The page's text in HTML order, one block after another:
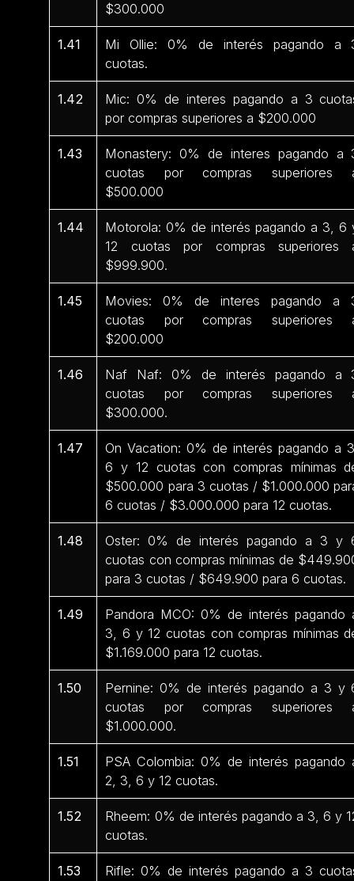
$300.000
1.41
Mi Ollie: 0% de interés pagando a
cuotas.
1.42
Mic: 0% de interes pagando a 3
por compras superiores a $200.000
1.43
Monastery: 0% de interes pagando a
cuotas por compras superiores
$500.000
1.44
Motorola: 0% de interés pagando a 3, 6
12 cuotas por compras superiores
$999.900.
1.45
Movies: 0% de interes pagando a
cuotas por compras superiores
$200.000
1.46
Naf Naf: 0% de interés pagando a
cuotas por compras superiores
$300.000.
1.47
On Vacation: 0% de interés pagando a
6 y 12 cuotas con compras mínimas
$500.000 para 3 cuotas / $1.000.000
6 cuotas / $3.000.000 para 12 cuotas.
1.48
Oster: 0% de interés pagando a 3 y
cuotas con compras mínimas de
para 3 cuotas / $649.900 para 6 cuotas.
1.49
Pandora MCO: 0% de interés pagando
3, 6 y 12 cuotas con compras mínimas
$1.169.000 para 12 cuotas.
1.50
Pernine: 0% de interés pagando a 3 y
cuotas por compras superiores
$1.000.000.
1.51
PSA Colombia: 0% de interés pagando
2, 3, 6 y 12 cuotas.
1.52
Rheem: 0% de interés pagando a 3, 6 y
cuotas.
1.53
Rifle: 0% de interés pagando a 3